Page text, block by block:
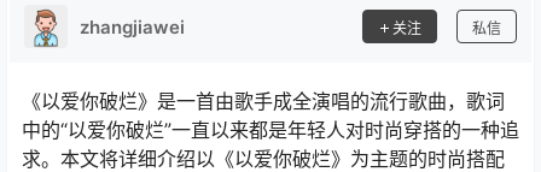
zhangjiawei 关注 私信
《以爱你破烂》是一首由歌手成全演唱的流行歌曲，歌词
中的“以爱你破烂”一直以来都是年轻人对时尚穿搭的一种追
求。本文将详细介绍以《以爱你破烂》为主题的时尚搭配